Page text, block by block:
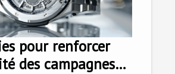
pour renforcer
des campagnes